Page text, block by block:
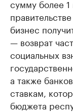
сумму более
бизнес
— возврат
социальных
а также
ставкам,
бюджета